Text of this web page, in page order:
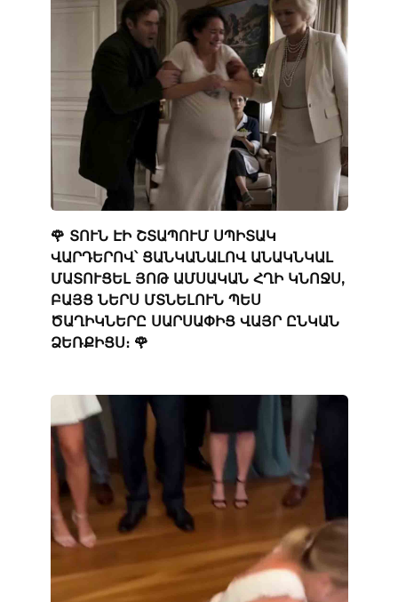
🌹 ՏՈՒՆ ԷԻ ՇՏԱՊՈՒՄ ՍՊԻՏԱԿ
ՎԱՐԴԵՐՈՎ՝ ՑԱՆԿԱՆԱԼՈՎ ԱՆԱԿՆԿԱԼ
ՄԱՏՈՒՑԵԼ ՅՈԹ ԱՄՍԱԿԱՆ ՀՂԻ ԿՆՈՋՍ,
ԲԱՅՑ ՆԵՐՍ ՄՏՆԵԼՈՒՆ ՊԵՍ
ԾԱՂԻԿՆԵՐԸ ՍԱՐՍԱՓԻՑ ՎԱՅՐ ԸՆԿԱՆ
ՁԵՌՔԻՑՍ։ 🌹